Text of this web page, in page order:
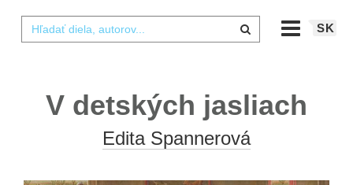
SK
V detských jasliach
Edita Spannerová